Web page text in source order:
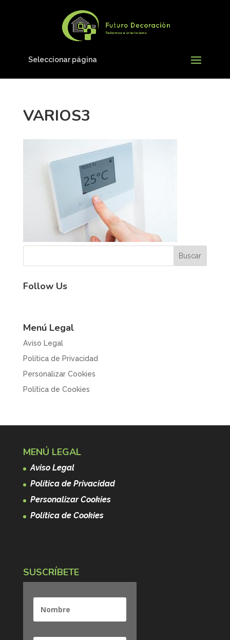
Seleccionar página
VARIOS3
Follow Us
Menú Legal
Aviso Legal
Política de Privacidad
Personalizar Cookies
Política de Cookies
MENÚ LEGAL
Aviso Legal
Política de Privacidad
Personalizar Cookies
Política de Cookies
SUSCRÍBETE